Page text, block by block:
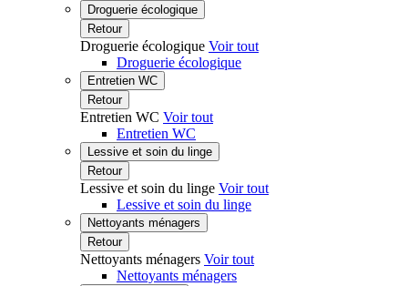
Droguerie écologique
Retour
Droguerie écologique Voir tout
Droguerie écologique
Entretien WC
Retour
Entretien WC Voir tout
Entretien WC
Lessive et soin du linge
Retour
Lessive et soin du linge Voir tout
Lessive et soin du linge
Nettoyants ménagers
Retour
Nettoyants ménagers Voir tout
Nettoyants ménagers